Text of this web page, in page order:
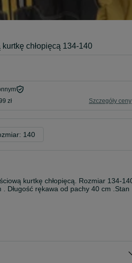
chłopięcą 134-140
zł Szczegóły ceny
140
kurtkę chłopięcą. Rozmiar 134-
. Długość rękawa od pachy 40 cm .Stan